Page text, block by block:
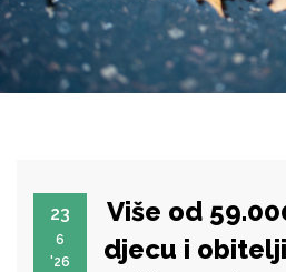
23
6
'26
Više od
djecu i